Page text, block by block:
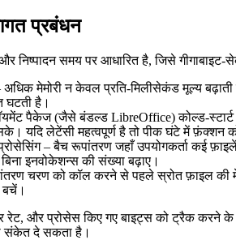
प्रबंधन
निष्पादन समय पर आधारित है, जिसे
मेमोरी न केवल प्रति‑मिलीसेकंड मूल्य
है।
पैकेज (जैसे बंडल्ड LibreOffice)
यदि लेटेंसी महत्वपूर्ण है तो पीक घंटे में फ़ंक्शन को
– बैच रूपांतरण जहाँ उपयोगकर्ता कई
इनवोकेशन्स की संख्या बढ़ाए।
चरण को कॉल करने से पहले स्रोत फ़ाइल की
बचें।
रेट, और प्रोसेस किए गए बाइट्स को ट्रैक करने
संकेत दे सकता है।